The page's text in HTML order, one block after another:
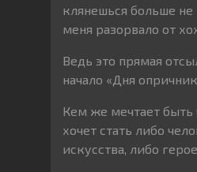
клянешься больше не
меня разорвало от
Ведь это прямая
начало «Дня
Кем же мечтает быть
хочет стать либо
искусства, либо